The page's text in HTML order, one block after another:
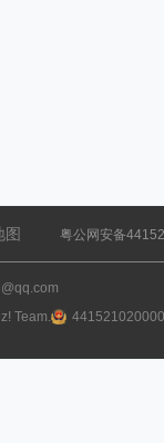
图 粤公网安备
Team.